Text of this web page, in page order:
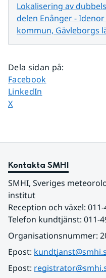
Lokalisering av
delen Enånger -
kommun, Gävleborgs
Dela sidan på:
Dela sidan på
Facebook
Dela sidan på
LinkedIn
Dela sidan på
X
Kontakta SMHI
SMHI, Sveriges
institut
Reception och växel: 011-
Telefon kundtjänst: 011-
Organisationsnummer:
Epost:
Epost: